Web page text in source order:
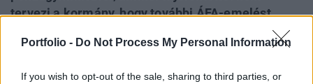
Portfolio - Do Not Process My Personal Information
If you wish to opt-out of the sale, sharing to third parties, or
tervezi a kormány, hogy további ÁFA-emelést
minősítette az ingatlanadó 2008-ra tervezett